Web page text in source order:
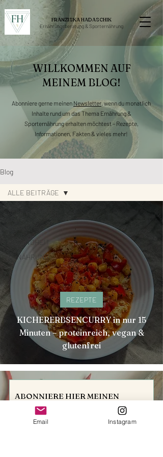
FRANZISKA HADASCHIK
Ernährungsberatung &Sporternährung
WILLKOMMEN AUF
MEINEM BLOG!
Abonniere gerne meinen Newsletter, wenn du monatlich
Inhalte rund um das Thema Ernährung &
Sporternährung erhalten möchtest – Rezepte,
Informationen, Fakten & vieles mehr!
Blog
ALLE BEITRÄGE
GESUNDHEIT
ERNÄHRUNG
ALLE BEITRÄGE
KICHERERBSENCURRY in nur 15
Minuten – proteinreich, vegan &
glutenfrei
REZEPTE
ABONNIERE HIER MEINEN
NEWSLETTER
Wenn du monatlich exklusive Inhalte rund um das
Thema Ernährung & Sporternährung erhalten
Email Instagram